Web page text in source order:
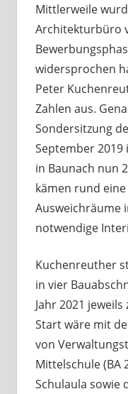
Mittlerweile
Architekturbüro
widersprochen
Peter
Zahlen aus.
Sondersitzung
September 2019
in Baunach nun
kämen rund
Ausweichräume
notwendige
Kuchenreuther
in vier
Jahr 2021
Start wäre mit
von
Mittelschule (BA
Schulaula sowie